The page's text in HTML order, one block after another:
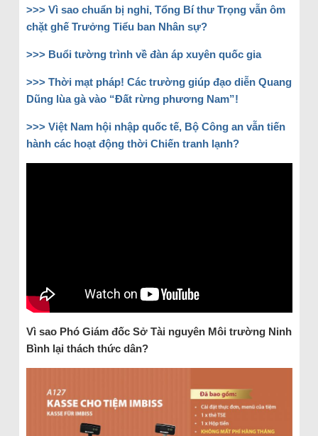
>>> Vì sao chuẩn bị nghỉ, Tổng Bí thư Trọng vẫn ôm
chặt ghế Trưởng Tiểu ban Nhân sự?
>>> Buổi tường trình về đàn áp xuyên quốc gia
>>> Thời mạt pháp! Các trường giúp đạo diễn Quang
Dũng lùa gà vào “Đất rừng phương Nam”!
>>> Việt Nam hội nhập quốc tế, Bộ Công an vẫn tiến
hành các hoạt động thời Chiến tranh lạnh?
Vì sao Phó Giám đốc Sở Tài nguyên Môi trường Ninh
Bình lại thách thức dân?